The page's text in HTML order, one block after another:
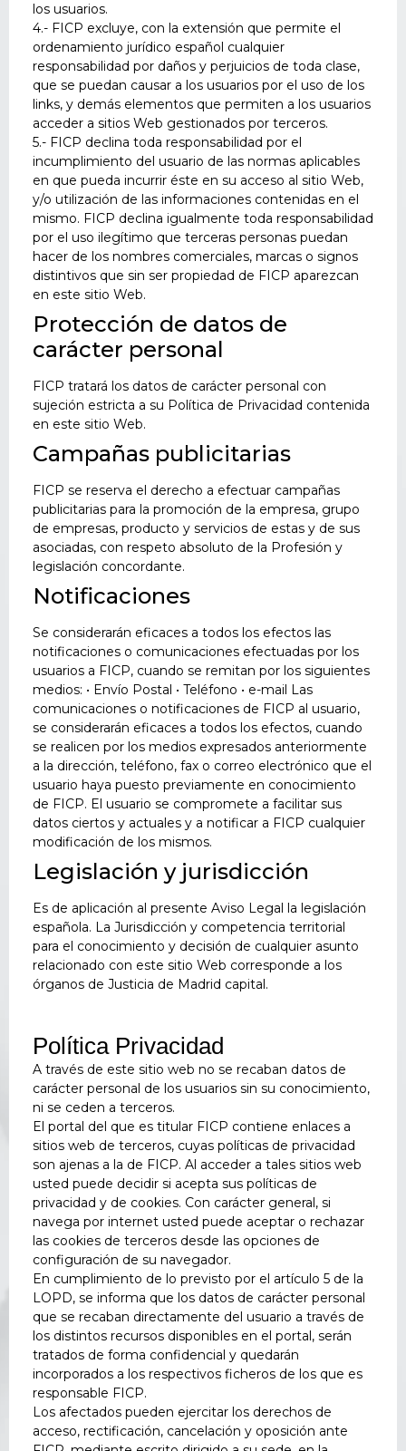
los usuarios.
4.- FICP excluye, con la extensión que permite el
ordenamiento jurídico español cualquier
responsabilidad por daños y perjuicios de toda clase,
que se puedan causar a los usuarios por el uso de los
links, y demás elementos que permiten a los usuarios
acceder a sitios Web gestionados por terceros.
5.- FICP declina toda responsabilidad por el
incumplimiento del usuario de las normas aplicables
en que pueda incurrir éste en su acceso al sitio Web,
y/o utilización de las informaciones contenidas en el
mismo. FICP declina igualmente toda responsabilidad
por el uso ilegítimo que terceras personas puedan
hacer de los nombres comerciales, marcas o signos
distintivos que sin ser propiedad de FICP aparezcan
en este sitio Web.
Protección de datos de
carácter personal
FICP tratará los datos de carácter personal con
sujeción estricta a su Política de Privacidad contenida
en este sitio Web.
Campañas publicitarias
FICP se reserva el derecho a efectuar campañas
publicitarias para la promoción de la empresa, grupo
de empresas, producto y servicios de estas y de sus
asociadas, con respeto absoluto de la Profesión y
legislación concordante.
Notificaciones
Se considerarán eficaces a todos los efectos las
notificaciones o comunicaciones efectuadas por los
usuarios a FICP, cuando se remitan por los siguientes
medios: • Envío Postal • Teléfono • e-mail Las
comunicaciones o notificaciones de FICP al usuario,
se considerarán eficaces a todos los efectos, cuando
se realicen por los medios expresados anteriormente
a la dirección, teléfono, fax o correo electrónico que el
usuario haya puesto previamente en conocimiento
de FICP. El usuario se compromete a facilitar sus
datos ciertos y actuales y a notificar a FICP cualquier
modificación de los mismos.
Legislación y jurisdicción
Es de aplicación al presente Aviso Legal la legislación
española. La Jurisdicción y competencia territorial
para el conocimiento y decisión de cualquier asunto
relacionado con este sitio Web corresponde a los
órganos de Justicia de Madrid capital.
Política Privacidad
A través de este sitio web no se recaban datos de
carácter personal de los usuarios sin su conocimiento,
ni se ceden a terceros.
El portal del que es titular FICP contiene enlaces a
sitios web de terceros, cuyas políticas de privacidad
son ajenas a la de FICP. Al acceder a tales sitios web
usted puede decidir si acepta sus políticas de
privacidad y de cookies. Con carácter general, si
navega por internet usted puede aceptar o rechazar
las cookies de terceros desde las opciones de
configuración de su navegador.
En cumplimiento de lo previsto por el artículo 5 de la
LOPD, se informa que los datos de carácter personal
que se recaban directamente del usuario a través de
los distintos recursos disponibles en el portal, serán
tratados de forma confidencial y quedarán
incorporados a los respectivos ficheros de los que es
responsable FICP.
Los afectados pueden ejercitar los derechos de
acceso, rectificación, cancelación y oposición ante